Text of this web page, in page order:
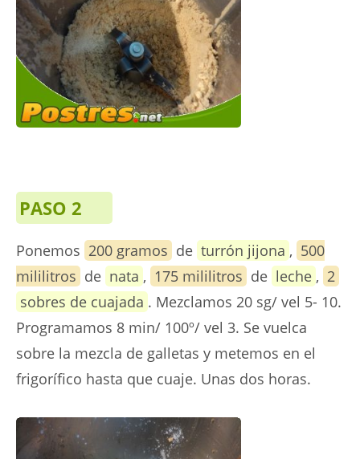
PASO 2
Ponemos 200 gramos de turrón jijona , 500
mililitros de nata , 175 mililitros de leche , 2
sobres de cuajada . Mezclamos 20 sg/ vel 5- 10.
Programamos 8 min/ 100º/ vel 3. Se vuelca
sobre la mezcla de galletas y metemos en el
frigorífico hasta que cuaje. Unas dos horas.